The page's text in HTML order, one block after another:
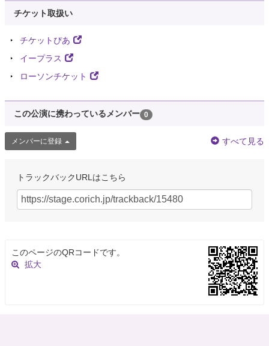
チケット取扱い
チケットぴあ
イープラス
ローソンチケット
この公演に携わっているメンバー 0
メンバーに登録 すべて見る
トラックバックURLはこちら
このページのQRコードです。
拡大